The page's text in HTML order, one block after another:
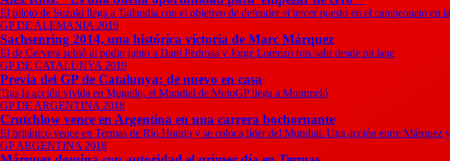
El piloto de Suzuki llega a Tailandia con el objetivo de defender el tercer puesto en el campeonato en
GP DE ALEMANIA 2019
Sachsenring 2014, una histórica victoria de Marc Márquez
El de Cervera subió al podio junto a Dani Pedrosa y Jorge Lorenzo tras salir desde pit lane
GP DE CATALUNYA 2019
Previa del GP de Catalunya: de nuevo en casa
Tras la acción vivida en Mugello, el Mundial de MotoGP llega a Montmeló
GP DE ARGENTINA 2018
Crutchlow vence en Argentina en una carrera bochornante
El británico vence en Termas de Río Hondo y se coloca líder del Mundial. Una acción entre Márquez
GP ARGENTINA 2018